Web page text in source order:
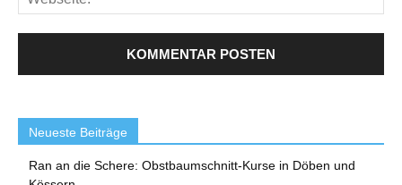
Neueste Beiträge
Ran an die Schere: Obstbaumschnitt-Kurse in Döben und